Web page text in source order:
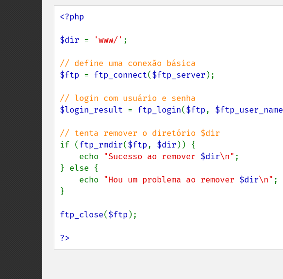
<?php
$dir = 'www/' ;
$ftp = ftp_connect($ftp_server );
$login_result = ftp_login($ftp, $ftp_user_name
if (ftp_rmdir($ftp, $dir )) {
    echo
"Sucesso ao remover $dir\n" ;
} else {
    echo
"Hou um problema ao remover $dir\n" ;
}
ftp_close($ftp );
?>